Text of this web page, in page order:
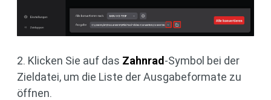
2. Klicken Sie auf das Zahnrad -Symbol bei der
Zieldatei, um die Liste der Ausgabeformate zu
öffnen.